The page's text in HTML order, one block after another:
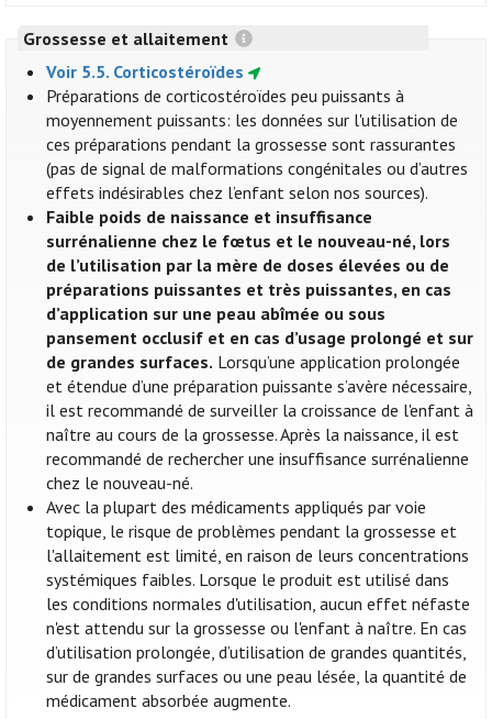
Grossesse et allaitement
Voir 5.5. Corticostéroïdes
Préparations de corticostéroïdes peu puissants à
moyennement puissants: les données sur l'utilisation de
ces préparations pendant la grossesse sont rassurantes
(pas de signal de malformations congénitales ou d’autres
effets indésirables chez l’enfant selon nos sources).
Faible poids de naissance et insuffisance
surrénalienne chez le fœtus et le nouveau-né, lors
de l’utilisation par la mère de doses élevées ou de
préparations puissantes et très puissantes, en cas
d’application sur une peau abîmée ou sous
pansement occlusif et en cas d’usage prolongé et sur
de grandes surfaces. Lorsqu’une application prolongée
et étendue d’une préparation puissante s’avère nécessaire,
il est recommandé de surveiller la croissance de l'enfant à
naître au cours de la grossesse. Après la naissance, il est
recommandé de rechercher une insuffisance surrénalienne
chez le nouveau-né.
Avec la plupart des médicaments appliqués par voie
topique, le risque de problèmes pendant la grossesse et
l'allaitement est limité, en raison de leurs concentrations
systémiques faibles. Lorsque le produit est utilisé dans
les conditions normales d'utilisation, aucun effet néfaste
n'est attendu sur la grossesse ou l'enfant à naître. En cas
d’utilisation prolongée, d’utilisation de grandes quantités,
sur de grandes surfaces ou une peau lésée, la quantité de
médicament absorbée augmente.